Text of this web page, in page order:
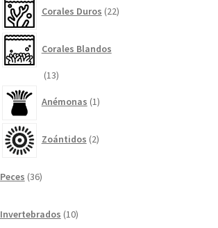
Corales Duros 22productos
Corales Blandos
1313
Anémonas 1producto
Zoántidos 2productos
Peces 36productos
Invertebrados 10productos